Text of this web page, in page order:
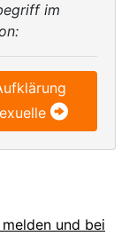
im
und bei